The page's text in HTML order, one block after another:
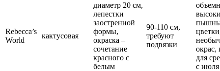
Rebecca’s
World
кактусовая
диаметр 20 см,
лепестки
заостренной
формы,
окраска –
сочетание
красного с
белым
90-110 см,
требуют
подвязки
окрас,
для
с июля